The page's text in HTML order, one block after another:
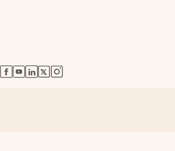
abre en nueva pestaña
abre en nueva pestaña
abre en nueva pestaña
abre en nueva pestaña
abre en nueva pestaña